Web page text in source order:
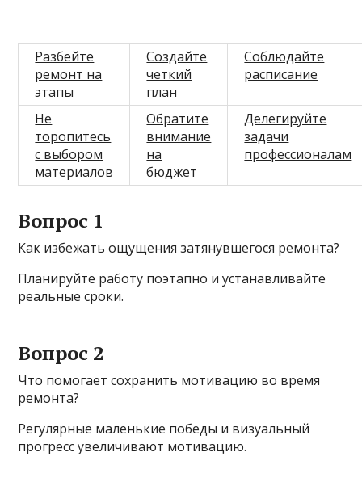
Разбейте
ремонт на
этапы
Создайте
четкий
план
Соблюдайте
расписание
Не
торопитесь
с выбором
материалов
Обратите
внимание
на
бюджет
Делегируйте
задачи
профессионалам
Вопрос 1
Как избежать ощущения затянувшегося ремонта?
Планируйте работу поэтапно и устанавливайте
реальные сроки.
Вопрос 2
Что помогает сохранить мотивацию во время
ремонта?
Регулярные маленькие победы и визуальный
прогресс увеличивают мотивацию.